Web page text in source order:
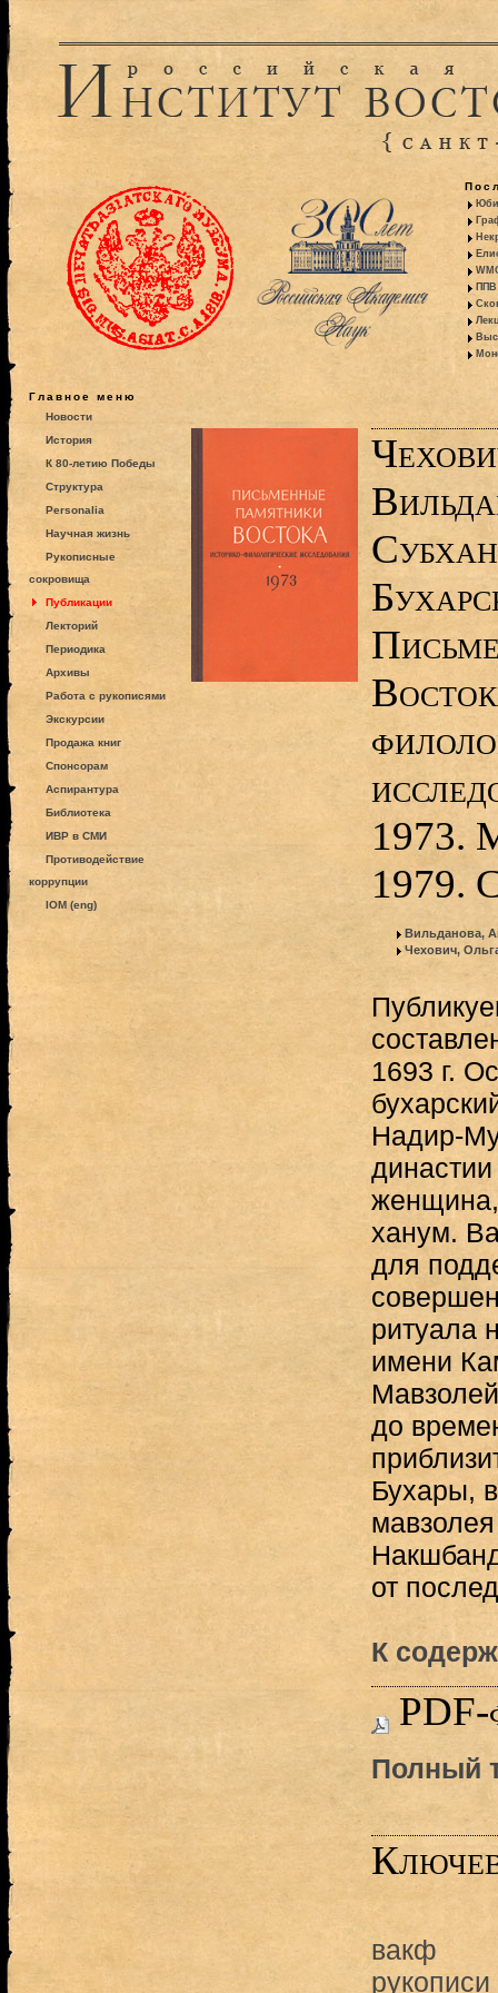
ППВ
Главное меню
Новости
История
К 80-летию Победы
Структура
Personalia
Научная жизнь
Рукописные
сокровища
Публикации
Лекторий
Периодика
Архивы
Работа с рукописями
Экскурсии
Продажа книг
Спонсорам
Аспирантура
Библиотека
ИВР в СМИ
Противодействие
коррупции
IOM (eng)
1973.
1979.
Вильданова,
Чехович,
1693 г.
Надир-
ханум.
для
ритуала
имени
до
Бухары,
от
К
PDF-
Полный
вакф